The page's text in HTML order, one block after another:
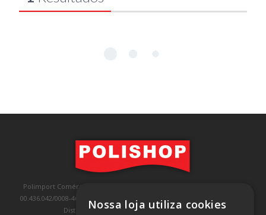
Polimport Comércio e Exportação LTDA, inscrita no CNPJ/MF sob o nº
00.436.042/0008-46, IE 407.458.707.103, com sede na Rua Kanebo, nº 175,
Distrito Industrial, Jundiaí/SP, CEP: 13213-090
Nossa loja utiliza cookies